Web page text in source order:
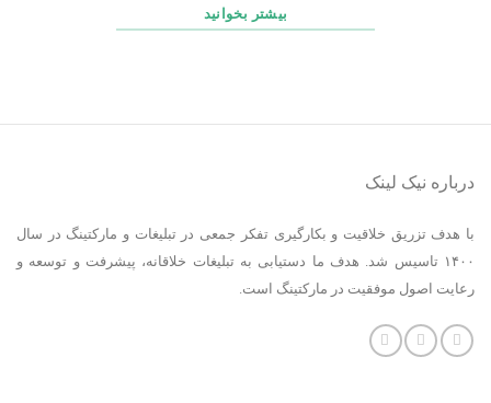
بیشتر بخوانید
درباره نیک لینک
با هدف تزریق خلاقیت و بکارگیری تفکر جمعی در تبلیغات و مارکتینگ در سال
۱۴۰۰ تاسیس شد. هدف ما دستیابی به تبلیغات خلاقانه، پیشرفت و توسعه و
رعایت اصول موفقیت در مارکتینگ است.